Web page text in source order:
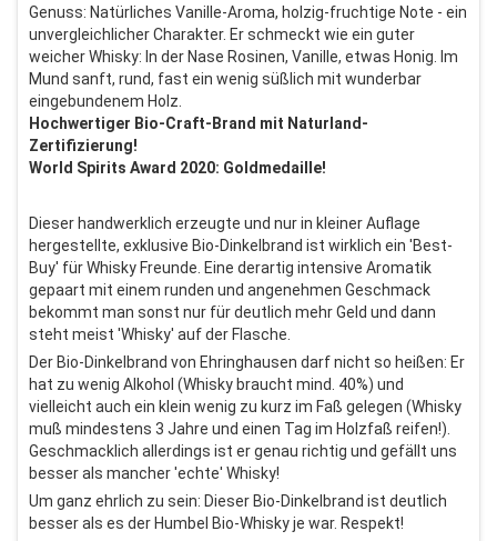
Genuss: Natürliches Vanille-Aroma, holzig-fruchtige Note - ein
unvergleichlicher Charakter. Er schmeckt wie ein guter
weicher Whisky: In der Nase Rosinen, Vanille, etwas Honig. Im
Mund sanft, rund, fast ein wenig süßlich mit wunderbar
eingebundenem Holz.
Hochwertiger Bio-Craft-Brand mit Naturland-
Zertifizierung!
World Spirits Award 2020: Goldmedaille!
Dieser handwerklich erzeugte und nur in kleiner Auflage
hergestellte, exklusive Bio-Dinkelbrand ist wirklich ein 'Best-
Buy' für Whisky Freunde. Eine derartig intensive Aromatik
gepaart mit einem runden und angenehmen Geschmack
bekommt man sonst nur für deutlich mehr Geld und dann
steht meist 'Whisky' auf der Flasche.
Der Bio-Dinkelbrand von Ehringhausen darf nicht so heißen: Er
hat zu wenig Alkohol (Whisky braucht mind. 40%) und
vielleicht auch ein klein wenig zu kurz im Faß gelegen (Whisky
muß mindestens 3 Jahre und einen Tag im Holzfaß reifen!).
Geschmacklich allerdings ist er genau richtig und gefällt uns
besser als mancher 'echte' Whisky!
Um ganz ehrlich zu sein: Dieser Bio-Dinkelbrand ist deutlich
besser als es der Humbel Bio-Whisky je war. Respekt!